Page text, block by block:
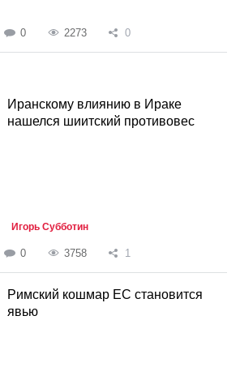
0 2273 0
Иранскому влиянию в Ираке
нашелся шиитский противовес
Игорь Субботин
0 3758 1
Римский кошмар ЕС становится
явью